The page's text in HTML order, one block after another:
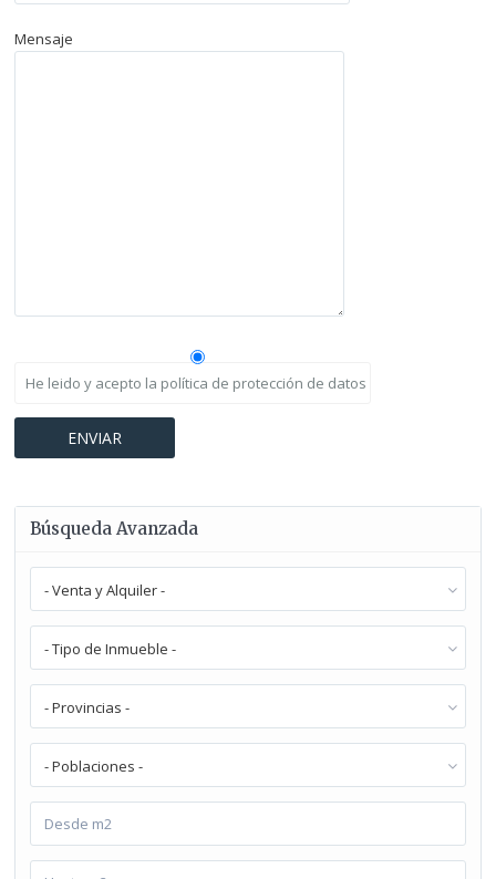
Mensaje
He leido y acepto la política de protección de datos
Búsqueda Avanzada
- Venta y Alquiler -
- Tipo de Inmueble -
- Provincias -
- Poblaciones -